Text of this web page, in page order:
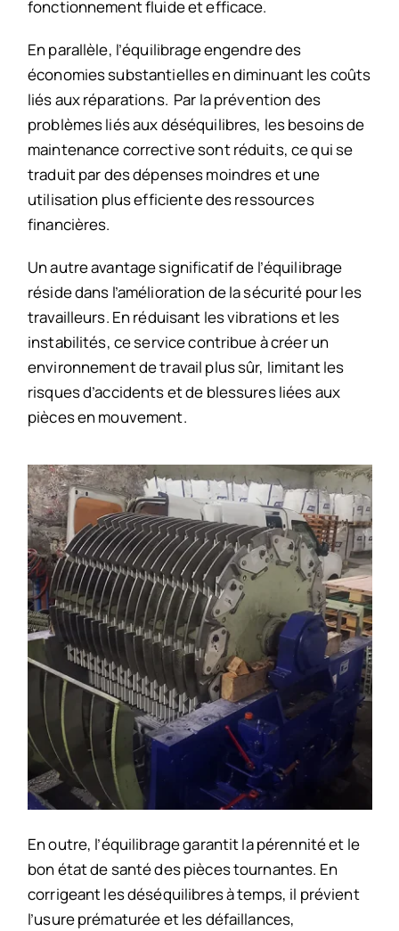
fonctionnement fluide et efficace.
En parallèle, l’équilibrage engendre des
économies substantielles en diminuant les coûts
liés aux réparations. Par la prévention des
problèmes liés aux déséquilibres, les besoins de
maintenance corrective sont réduits, ce qui se
traduit par des dépenses moindres et une
utilisation plus efficiente des ressources
financières.
Un autre avantage significatif de l’équilibrage
réside dans l’amélioration de la sécurité pour les
travailleurs. En réduisant les vibrations et les
instabilités, ce service contribue à créer un
environnement de travail plus sûr, limitant les
risques d’accidents et de blessures liées aux
pièces en mouvement.
En outre, l’équilibrage garantit la pérennité et le
bon état de santé des pièces tournantes. En
corrigeant les déséquilibres à temps, il prévient
l’usure prématurée et les défaillances,